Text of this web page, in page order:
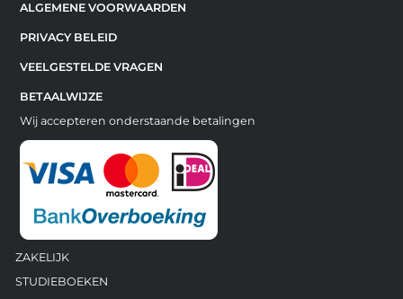
ALGEMENE VOORWAARDEN
PRIVACY BELEID
VEELGESTELDE VRAGEN
BETAALWIJZE
Wij accepteren onderstaande betalingen
ZAKELIJK
STUDIEBOEKEN